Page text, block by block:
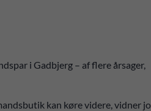
i Gadbjerg – af flere årsager,
kan køre videre, vidner jo